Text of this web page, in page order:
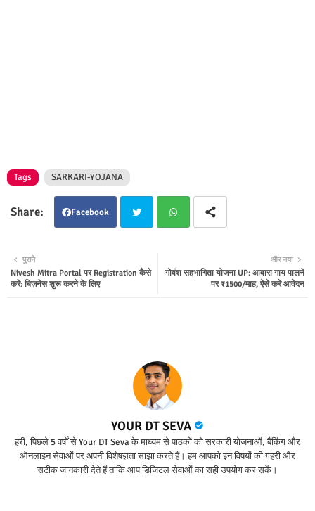
Tags SARKARI-YOJANA
Facebook
ter tsap
और नया
गोवंश सहभागिता योजना UP: आवारा गाय पालने
पर ₹1500/माह, ऐसे करें आवेदन
पुराने
Nivesh Mitra Portal पर Registration कैसे
करें: बिज़नेस शुरू करने के लिए
YOUR DT SEVA
हरी, पिछले 5 वर्षों से Your DT Seva के माध्यम से पाठकों को सरकारी योजनाओं, बैंकिंग और
ऑनलाइन सेवाओं पर अपनी विशेषज्ञता साझा करते हैं। हम आपको इन विषयों की गहरी और
सटीक जानकारी देते हैं ताकि आप डिजिटल सेवाओं का सही उपयोग कर सकें।